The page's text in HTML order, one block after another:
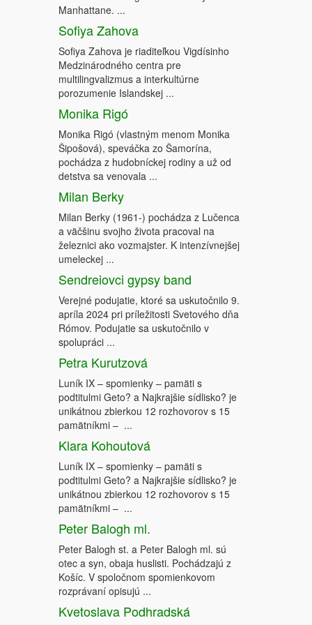
Manhattane. ...
Sofiya Zahova
Sofiya Zahova je riaditeľkou Vigdísinho
Medzinárodného centra pre
multilingvalizmus a interkultúrne
porozumenie Islandskej ...
Monika Rigó
Monika Rigó (vlastným menom Monika
Šipošová), speváčka zo Šamorína,
pochádza z hudobníckej rodiny a už od
detstva sa venovala ...
Milan Berky
Milan Berky (1961-) pochádza z Lučenca
a väčšinu svojho života pracoval na
železnici ako vozmajster. K intenzívnejšej
umeleckej ...
Sendreiovci gypsy band
Verejné podujatie, ktoré sa uskutočnilo 9.
apríla 2024 pri príležitosti Svetového dňa
Rómov. Podujatie sa uskutočnilo v
spolupráci ...
Petra Kurutzová
Luník IX – spomienky – pamäti s
podtitulmi Geto? a Najkrajšie sídlisko? je
unikátnou zbierkou 12 rozhovorov s 15
pamätníkmi – ...
Klara Kohoutová
Luník IX – spomienky – pamäti s
podtitulmi Geto? a Najkrajšie sídlisko? je
unikátnou zbierkou 12 rozhovorov s 15
pamätníkmi – ...
Peter Balogh ml.
Peter Balogh st. a Peter Balogh ml. sú
otec a syn, obaja huslisti. Pochádzajú z
Košíc. V spoločnom spomienkovom
rozprávaní opisujú ...
Kvetoslava Podhradská